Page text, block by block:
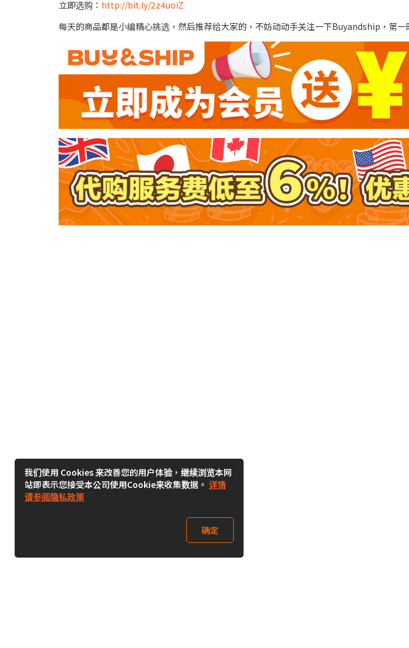
立即选购： http://bit.ly/2z4uoiZ
每天的商品都是小编精心挑选，然后推荐给大家的，不妨动动手关注一下Buyandship，第
我们使用 Cookies 来改善您的用户体验，继续浏览本网
站即表示您接受本公司使用Cookie来收集数据。 详情
请参阅隐私政策
确定